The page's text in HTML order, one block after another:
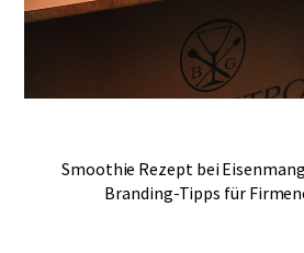
Smoothie Rezept bei
Branding-Tipps für